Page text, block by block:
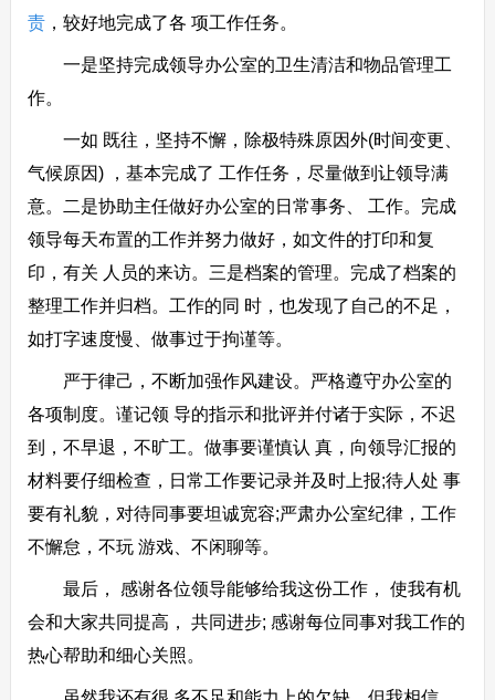
责，较好地完成了各 项工作任务。
一是坚持完成领导办公室的卫生清洁和物品管理工
作。
一如 既往，坚持不懈，除极特殊原因外(时间变更、
气候原因) ，基本完成了 工作任务，尽量做到让领导满
意。二是协助主任做好办公室的日常事务、 工作。完成
领导每天布置的工作并努力做好，如文件的打印和复
印，有关 人员的来访。三是档案的管理。完成了档案的
整理工作并归档。工作的同 时，也发现了自己的不足，
如打字速度慢、做事过于拘谨等。
严于律己，不断加强作风建设。严格遵守办公室的
各项制度。谨记领 导的指示和批评并付诸于实际，不迟
到，不早退，不旷工。做事要谨慎认 真，向领导汇报的
材料要仔细检查，日常工作要记录并及时上报;待人处 事
要有礼貌，对待同事要坦诚宽容;严肃办公室纪律，工作
不懈怠，不玩 游戏、不闲聊等。
最后， 感谢各位领导能够给我这份工作， 使我有机
会和大家共同提高， 共同进步; 感谢每位同事对我工作的
热心帮助和细心关照。